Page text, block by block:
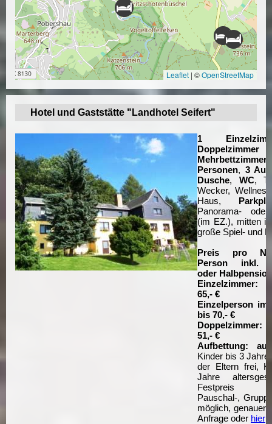
Leaflet | ©OpenStreetMap
Hotel und Gaststätte "Landhotel Seifert"
1
Doppelzimmer
Mehrbettzimmer
Personen, 3
Dusche, WC,
Wecker,
Haus,
Panorama-
(im EZ.), mitten
große Spiel- und
Preis pro
Person inkl.
oder
Einzelzimmer:
65,- €
Einzelperson im
bis 70,- €
Doppelzimmer:
51,- €
Aufbettung:
Kinder bis 3
der Eltern frei,
Jahre
Festpreis
Pauschal-,
möglich,
Anfrage oder hier